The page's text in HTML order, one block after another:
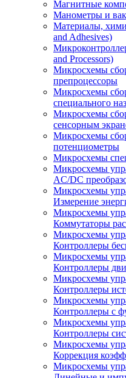
Магнитные
Манометры и
Материалы,
and Adhesives)
and Processors)
Микросхемы
препроцессоры
Микросхемы
специального
Микросхемы
сенсорным
Микросхемы
потенциометры
Микросхемы
Микросхемы
AC/DC
Микросхемы
Измерение
Микросхемы
Коммутаторы
Микросхемы
Контроллеры
Микросхемы
Контроллеры
Микросхемы
Контроллеры
Микросхемы
Контроллеры с
Микросхемы
Контроллеры
Микросхемы
Коррекция
Микросхемы